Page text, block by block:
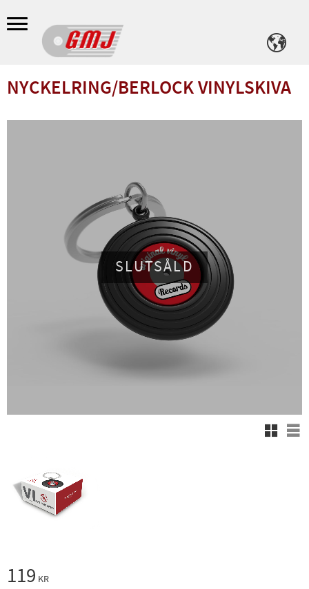
Meny
NYCKELRING/BERLOCK VINYLSKIVA
SLUTSÅLD
119 KR